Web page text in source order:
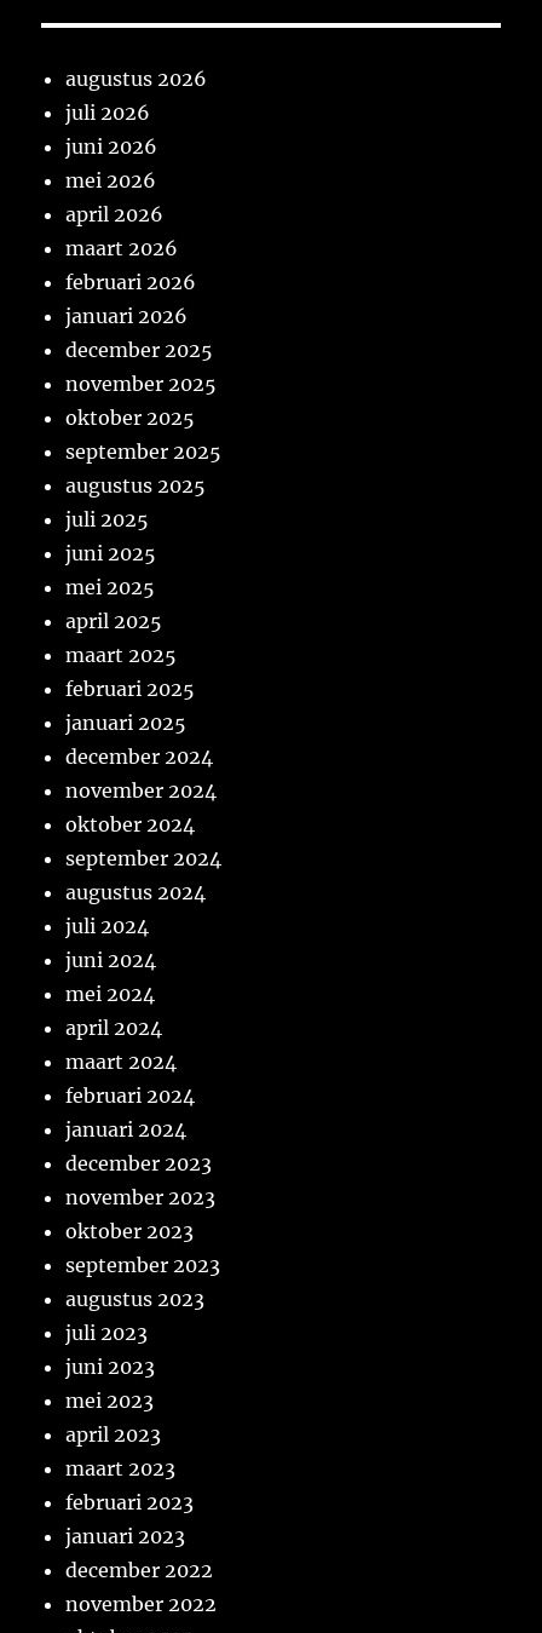
augustus 2026
juli 2026
juni 2026
mei 2026
april 2026
maart 2026
februari 2026
januari 2026
december 2025
november 2025
oktober 2025
september 2025
augustus 2025
juli 2025
juni 2025
mei 2025
april 2025
maart 2025
februari 2025
januari 2025
december 2024
november 2024
oktober 2024
september 2024
augustus 2024
juli 2024
juni 2024
mei 2024
april 2024
maart 2024
februari 2024
januari 2024
december 2023
november 2023
oktober 2023
september 2023
augustus 2023
juli 2023
juni 2023
mei 2023
april 2023
maart 2023
februari 2023
januari 2023
december 2022
november 2022